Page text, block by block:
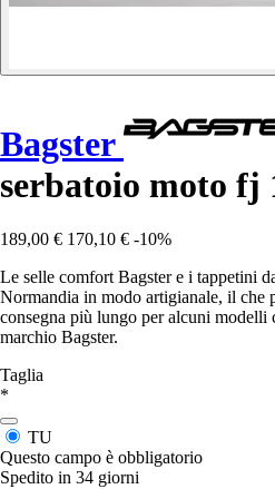
Bagster
serbatoio moto fj
189,00 € 170,10 € -10%
Le selle comfort Bagster e i tappetini
Normandia in modo artigianale, il che
consegna più lungo per alcuni modelli
marchio Bagster.
Taglia
*
TU
Questo campo è obbligatorio
Spedito in 34 giorni